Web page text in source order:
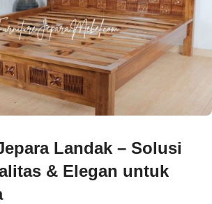
Landak – Solusi
& Elegan untuk